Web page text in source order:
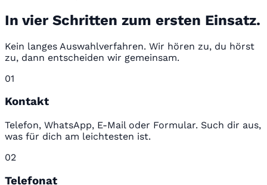
In vier Schritten zum ersten Einsatz.
Kein langes Auswahlverfahren. Wir hören zu, du hörst
zu, dann entscheiden wir gemeinsam.
01
Kontakt
Telefon, WhatsApp, E-Mail oder Formular. Such dir aus,
was für dich am leichtesten ist.
02
Telefonat